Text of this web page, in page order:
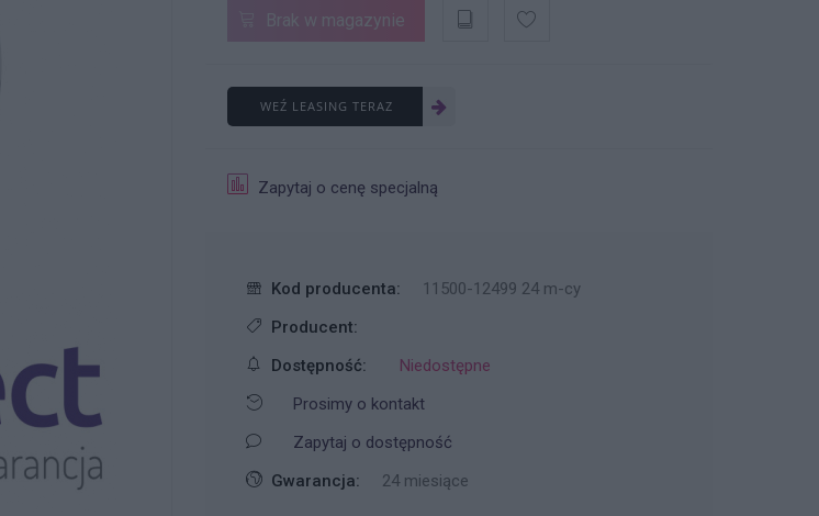
Brak w magazynie
WEŹ LEASING TERAZ
Zapytaj o cenę specjalną
Kod producenta:
11500-12499 24 m-cy
Producent:
Dostępność:
Niedostępne
Prosimy o kontakt
Zapytaj o dostępność
Gwarancja:
24 miesiące